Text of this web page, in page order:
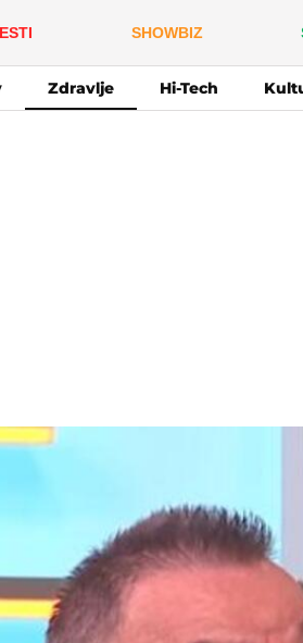
SHOWBIZ
Zdravlje Hi-Tech